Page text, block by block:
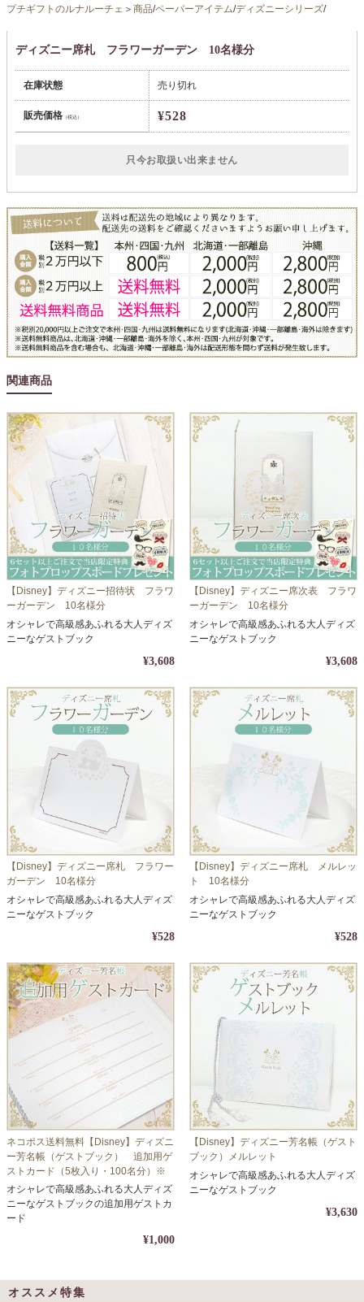
プチギフトのルナルーチェ ＞ 商品/ペーパーアイテム/ディズニーシリーズ/
ディズニー席札 フラワーガーデン 10名様分
在庫状態 売り切れ
販売価格（税込） ¥528
只今お取扱い出来ません
関連商品
【Disney】ディズニー招待状 フラワ
ーガーデン 10名様分
オシャレで高級感あふれる大人ディズ
ニーなゲストブック
¥3,608
【Disney】ディズニー席次表 フラワ
ーガーデン 10名様分
オシャレで高級感あふれる大人ディズ
ニーなゲストブック
¥3,608
【Disney】ディズニー席札 フラワー
ガーデン 10名様分
オシャレで高級感あふれる大人ディズ
ニーなゲストブック
¥528
【Disney】ディズニー席札 メルレッ
ト 10名様分
オシャレで高級感あふれる大人ディズ
ニーなゲストブック
¥528
ネコポス送料無料【Disney】ディズニ
ー芳名帳（ゲストブック） 追加用ゲ
ストカード（5枚入り・100名分）※
同梱不可
オシャレで高級感あふれる大人ディズ
ニーなゲストブックの追加用ゲストカ
ード
¥1,000
【Disney】ディズニー芳名帳（ゲスト
ブック）メルレット
オシャレで高級感あふれる大人ディズ
ニーなゲストブック
¥3,630
オススメ特集